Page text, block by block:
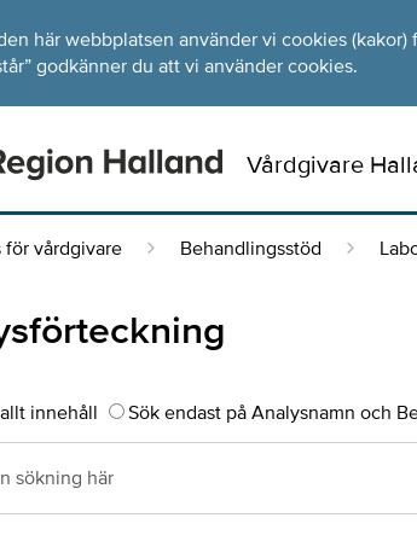
här webbplatsen använder vi cookies
godkänner du att vi använder cookies.
Vårdgivare
för vårdgivare Behandlingsstöd
innehåll Sök endast på Analysnamn och